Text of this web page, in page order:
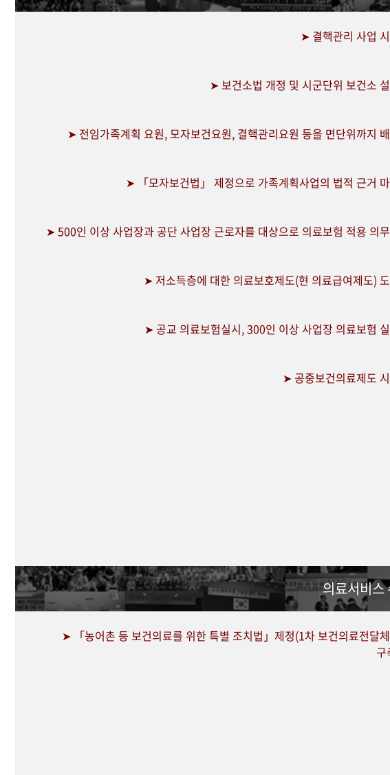
➤ 결핵관리 사업
➤ 보건소법 개정 및 시군단위 보건소
➤ 전임가족계획 요원, 모자보건요원, 결핵관리요원 등을 면단위까지
➤ 「모자보건법」 제정으로 가족계획사업의 법적 근거
➤ 500인 이상 사업장과 공단 사업장 근로자를 대상으로 의료보험 적용 의
➤ 저소득층에 대한 의료보호제도(현 의료급여제도)
➤ 공교 의료보험실시, 300인 이상 사업장 의료보험
➤ 공중보건의료제도
의료서비스
➤ 「농어촌 등 보건의료를 위한 특별 조치법」제정(1차 보건의료전달
구